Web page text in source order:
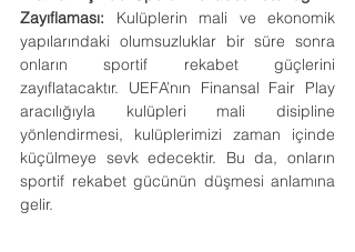
Zayıflaması: Kulüplerin mali ve ekonomik
yapılarındaki olumsuzluklar bir süre sonra
onların sportif rekabet güçlerini
zayıflatacaktır. UEFA’nın Finansal Fair Play
aracılığıyla kulüpleri mali disipline
yönlendirmesi, kulüplerimizi zaman içinde
küçülmeye sevk edecektir. Bu da, onların
sportif rekabet gücünün düşmesi anlamına
gelir.